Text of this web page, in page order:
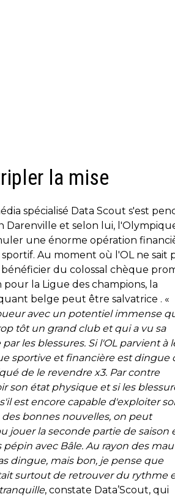
la mise
spécialisé Data Scout s'est
Darenville et selon lui,
une énorme opération
Au moment où l'OL ne sait
du colossal chèque
la Ligue des champions, la
belge peut être salvatrice . «
avec un potentiel immense
tôt un grand club et qui a vu sa
les blessures. Si l'OL parvient à
sportive et financière est dingue
de le revendre x3. Par contre
son état physique et si les
est encore capable d'exploiter
bonnes nouvelles, on peut
jouer la seconde partie de saison
avec Bâle. Au rayon des
dingue, mais bon, je pense que
surtout de retrouver du rythme
, constate Data’Scout, qui